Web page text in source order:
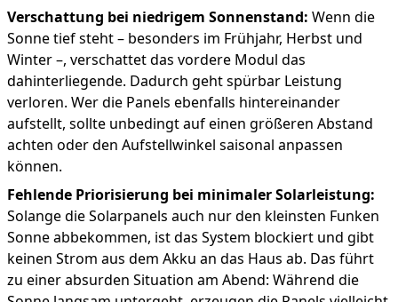
Verschattung bei niedrigem Sonnenstand: Wenn die
Sonne tief steht – besonders im Frühjahr, Herbst und
Winter –, verschattet das vordere Modul das
dahinterliegende. Dadurch geht spürbar Leistung
verloren. Wer die Panels ebenfalls hintereinander
aufstellt, sollte unbedingt auf einen größeren Abstand
achten oder den Aufstellwinkel saisonal anpassen
können.
Fehlende Priorisierung bei minimaler Solarleistung:
Solange die Solarpanels auch nur den kleinsten Funken
Sonne abbekommen, ist das System blockiert und gibt
keinen Strom aus dem Akku an das Haus ab. Das führt
zu einer absurden Situation am Abend: Während die